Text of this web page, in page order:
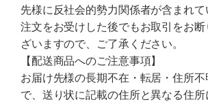
先様に反社会的勢力関係者が含まれ
注文をお受けした後でもお取引をお
ざいますので、ご了承ください。
【配送商品へのご注意事項】
お届け先様の長期不在・転居・住所
で、送り状に記載の住所と異なる住